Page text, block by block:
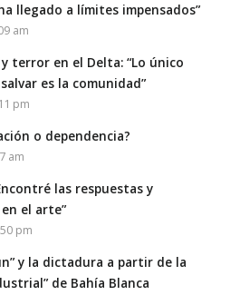
llegado a límites impensados”
am
terror en el Delta: “Lo único
es la comunidad”
pm
o dependencia?
am
las respuestas y
el arte”
pm
y la dictadura a partir de la
de Bahía Blanca